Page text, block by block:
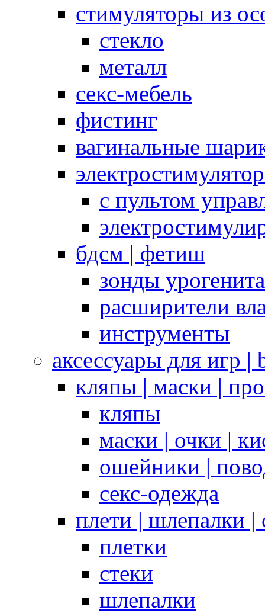
стимуляторы из
стекло
металл
секс-мебель
фистинг
вагинальные
с пультом
бдсм | фетиш
зонды
расширители
инструменты
аксессуары для игр |
кляпы | маски |
кляпы
маски | очки |
ошейники |
секс-одежда
плети | шлепалки |
плетки
стеки
шлепалки